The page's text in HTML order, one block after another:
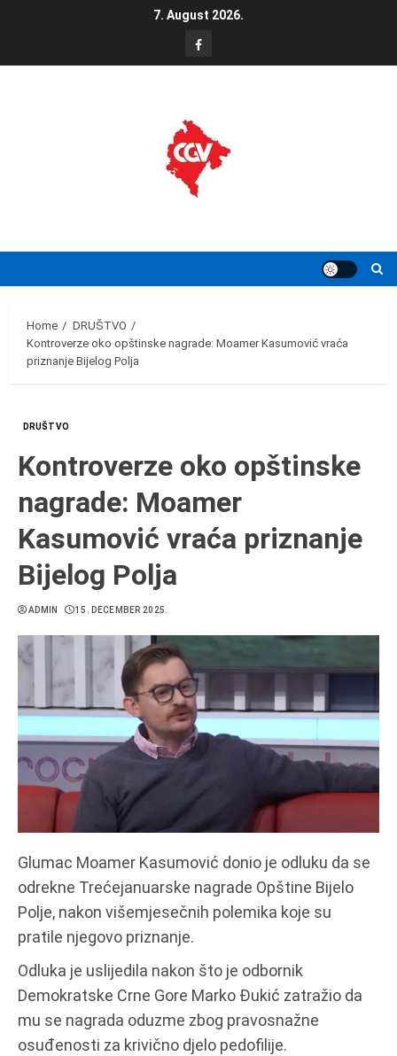
7. August 2026.
FB
Home
DRUŠTVO
Kontroverze oko opštinske nagrade: Moamer Kasumović vraća
priznanje Bijelog Polja
DRUŠTVO
Kontroverze oko opštinske
nagrade: Moamer
Kasumović vraća priznanje
Bijelog Polja
ADMIN 15. DECEMBER 2025.
Glumac Moamer Kasumović donio je odluku da se
odrekne Trećejanuarske nagrade Opštine Bijelo
Polje, nakon višemjesečnih polemika koje su
pratile njegovo priznanje.
Odluka je uslijedila nakon što je odbornik
Demokratske Crne Gore Marko Đukić zatražio da
mu se nagrada oduzme zbog pravosnažne
osuđenosti za krivično djelo pedofilije.